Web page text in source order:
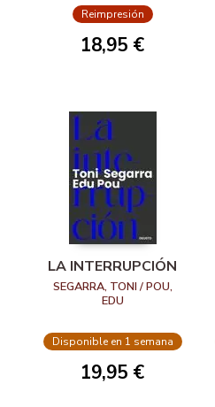
Reimpresión
18,95 €
LA INTERRUPCIÓN
SEGARRA, TONI / POU,
EDU
Disponible en 1 semana
19,95 €